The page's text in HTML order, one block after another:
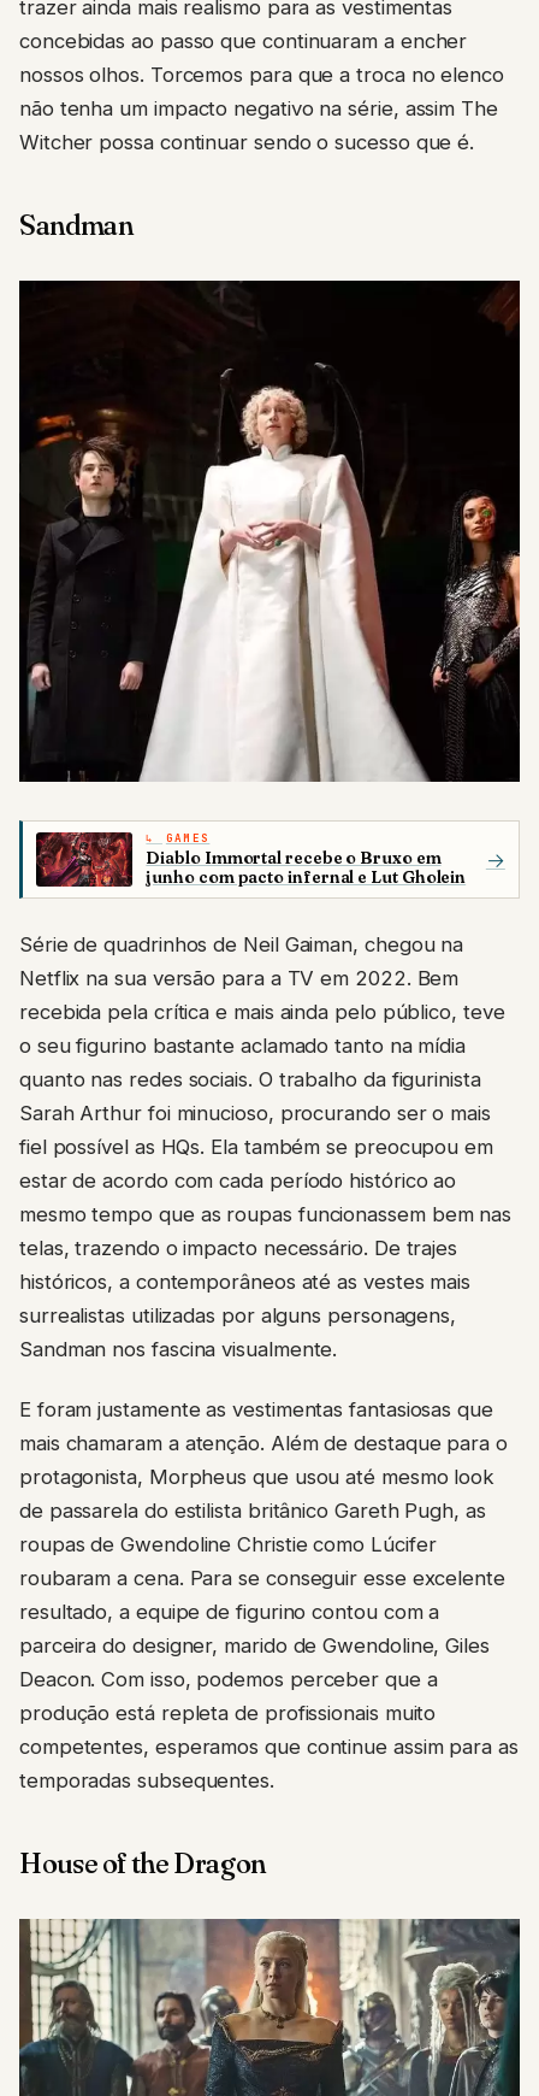
trazer ainda mais realismo para as vestimentas
concebidas ao passo que continuaram a encher
nossos olhos. Torcemos para que a troca no elenco
não tenha um impacto negativo na série, assim The
Witcher possa continuar sendo o sucesso que é.
Sandman
GAMES
Diablo Immortal recebe o Bruxo em
junho com pacto infernal e Lut Gholein
→
Série de quadrinhos de Neil Gaiman, chegou na
Netflix na sua versão para a TV em 2022. Bem
recebida pela crítica e mais ainda pelo público, teve
o seu figurino bastante aclamado tanto na mídia
quanto nas redes sociais. O trabalho da figurinista
Sarah Arthur foi minucioso, procurando ser o mais
fiel possível as HQs. Ela também se preocupou em
estar de acordo com cada período histórico ao
mesmo tempo que as roupas funcionassem bem nas
telas, trazendo o impacto necessário. De trajes
históricos, a contemporâneos até as vestes mais
surrealistas utilizadas por alguns personagens,
Sandman nos fascina visualmente.
E foram justamente as vestimentas fantasiosas que
mais chamaram a atenção. Além de destaque para o
protagonista, Morpheus que usou até mesmo look
de passarela do estilista britânico Gareth Pugh, as
roupas de Gwendoline Christie como Lúcifer
roubaram a cena. Para se conseguir esse excelente
resultado, a equipe de figurino contou com a
parceira do designer, marido de Gwendoline, Giles
Deacon. Com isso, podemos perceber que a
produção está repleta de profissionais muito
competentes, esperamos que continue assim para as
temporadas subsequentes.
House of the Dragon